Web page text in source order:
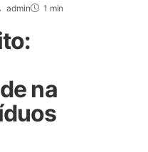
admin 1 min
na